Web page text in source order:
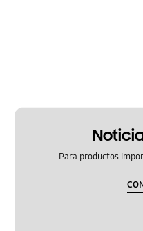
Para productos